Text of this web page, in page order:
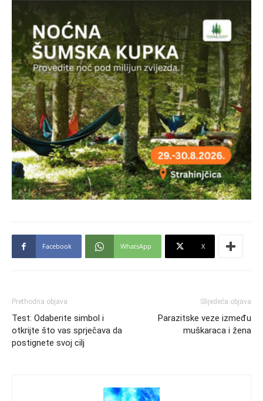
Facebook WhatsApp X
Prethodna objava
Test: Odaberite simbol i
otkrijte što vas sprječava da
postignete svoj cilj
Slijedeća objava
Parazitske veze između
muškaraca i žena